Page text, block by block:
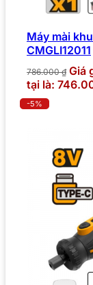
Máy mài
CMGLI12011
786.000₫ Giá
tại là:
-5%